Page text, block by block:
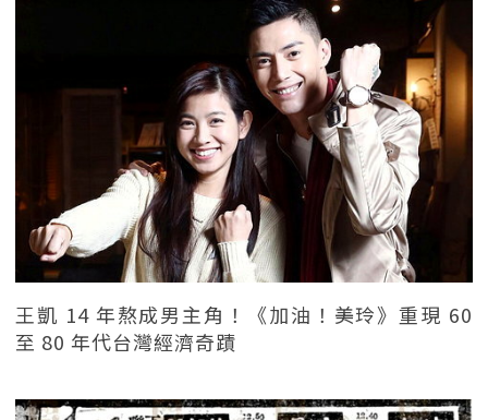
王凱 14 年熬成男主角！《加油！美玲》重現 60
至 80 年代台灣經濟奇蹟